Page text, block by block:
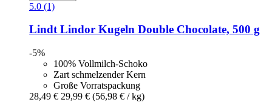
5.0 (1)
LindtLindor Kugeln Double Chocolate, 500 g
-5%
100% Vollmilch-Schoko
Zart schmelzender Kern
Große Vorratspackung
28,49 € 29,99 € (56,98 € / kg)